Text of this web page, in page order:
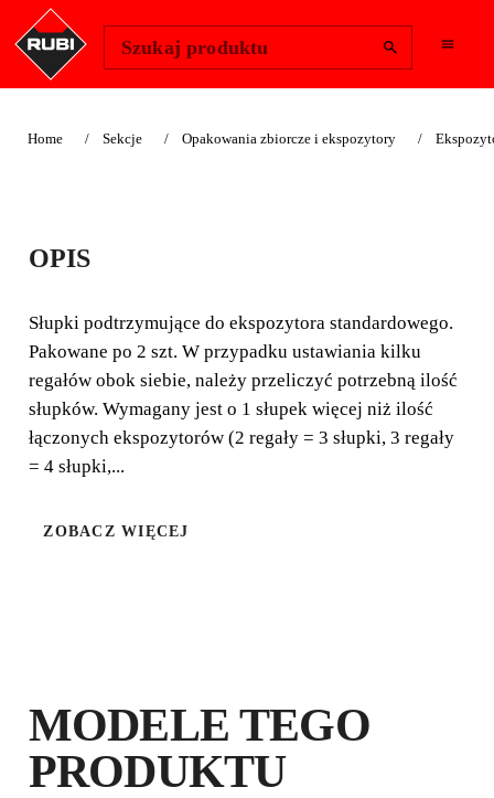
Szukaj produktu
Home Sekcje Opakowania zbiorcze i ekspozytory
SŁUPKI
PODTRZYMUJĄCE
DO EKSPOZYTORA
Słupki podtrzymujące do ekspozytora standardowego.
OPIS
Słupki podtrzymujące do ekspozytora standardowego.
Pakowane po 2 szt. W przypadku ustawiania kilku
regałów obok siebie, należy przeliczyć potrzebną ilość
słupków. Wymagany jest o 1 słupek więcej niż ilość
łączonych ekspozytorów (2 regały = 3 słupki, 3 regały
= 4 słupki,...
ZOBACZ WIĘCEJ
MODELE TEGO
PRODUKTU